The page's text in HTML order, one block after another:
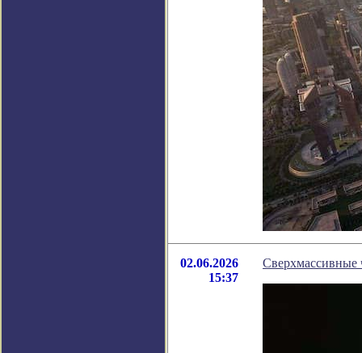
02.06.2026
15:37
Сверхмассивные